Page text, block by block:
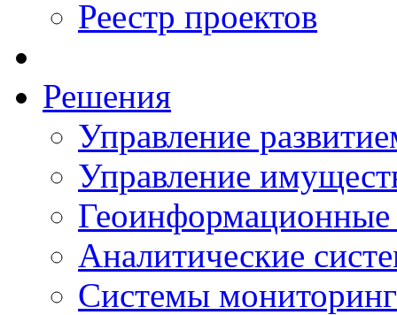
Реестр проектов
Решения
Управление
Управление
Аналитические
Системы